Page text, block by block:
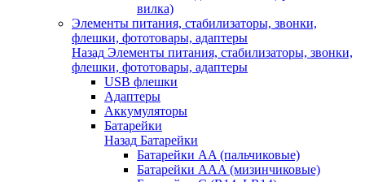
вилка)
Элементы питания, стабилизаторы, звонки,
флешки, фототовары, адаптеры
Назад Элементы питания, стабилизаторы, звонки,
флешки, фототовары, адаптеры
USB флешки
Адаптеры
Аккумуляторы
Батарейки
Назад Батарейки
Батарейки AA (пальчиковые)
Батарейки AAA (мизинчиковые)